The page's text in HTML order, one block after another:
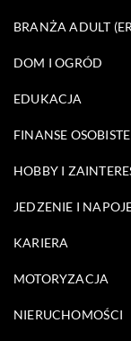
BRANŻA ADULT
DOM I OGRÓD
EDUKACJA
FINANSE OSOBISTE
HOBBY I
JEDZENIE I
KARIERA
MOTORYZACJA
NIERUCHOMOŚCI